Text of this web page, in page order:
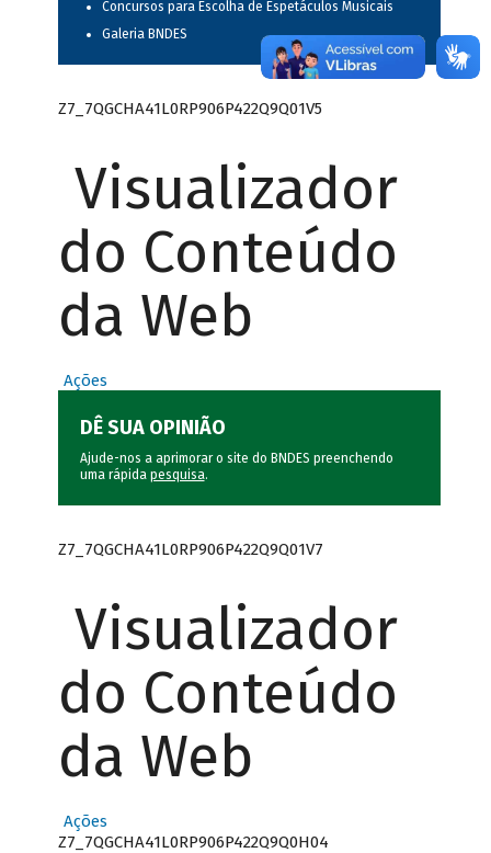
Concursos para Escolha de Espetáculos Musicais
Galeria BNDES
Z7_7QGCHA41L0RP906P422Q9Q01V5
Visualizador
do Conteúdo
da Web
Ações
DÊ SUA OPINIÃO
Ajude-nos a aprimorar o site do BNDES preenchendo
uma rápida pesquisa.
Z7_7QGCHA41L0RP906P422Q9Q01V7
Visualizador
do Conteúdo
da Web
Ações
Z7_7QGCHA41L0RP906P422Q9Q0H04